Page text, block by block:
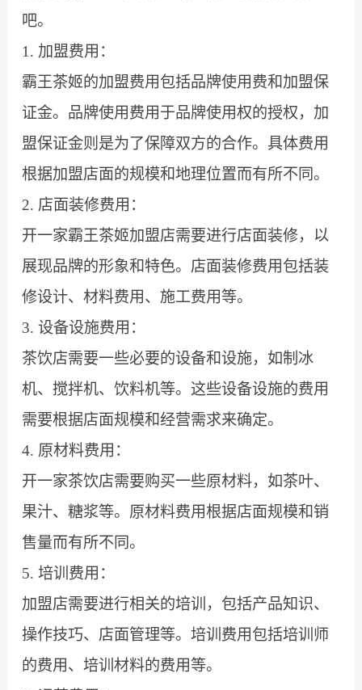
吧。
1. 加盟费用：
霸王茶姬的加盟费用包括品牌使用费和加盟保
证金。品牌使用费用于品牌使用权的授权，加
盟保证金则是为了保障双方的合作。具体费用
根据加盟店面的规模和地理位置而有所不同。
2. 店面装修费用：
开一家霸王茶姬加盟店需要进行店面装修，以
展现品牌的形象和特色。店面装修费用包括装
修设计、材料费用、施工费用等。
3. 设备设施费用：
茶饮店需要一些必要的设备和设施，如制冰
机、搅拌机、饮料机等。这些设备设施的费用
需要根据店面规模和经营需求来确定。
4. 原材料费用：
开一家茶饮店需要购买一些原材料，如茶叶、
果汁、糖浆等。原材料费用根据店面规模和销
售量而有所不同。
5. 培训费用：
加盟店需要进行相关的培训，包括产品知识、
操作技巧、店面管理等。培训费用包括培训师
的费用、培训材料的费用等。